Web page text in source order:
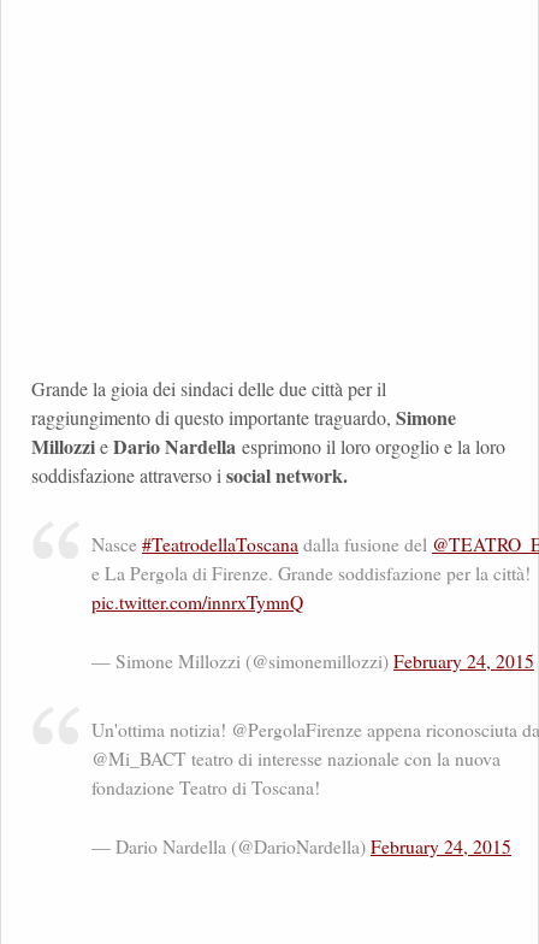
Grande la gioia dei sindaci delle due città per il
raggiungimento di questo importante traguardo, Simone
MillozzieDario Nardella esprimono il loro orgoglio e la loro
soddisfazione attraverso i social network.
Nasce #TeatrodellaToscana dalla fusione del
e La Pergola di Firenze. Grande soddisfazione per la città!
pic.twitter.com/innrxTymnQ
— Simone Millozzi (@simonemillozzi) February 24, 2015
Un'ottima notizia! @PergolaFirenze appena riconosciuta
@Mi_BACT teatro di interesse nazionale con la nuova
fondazione Teatro di Toscana!
— Dario Nardella (@DarioNardella) February 24, 2015